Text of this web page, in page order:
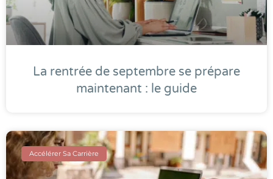
La rentrée de septembre se prépare
maintenant : le guide
Accélérer Sa Carrière